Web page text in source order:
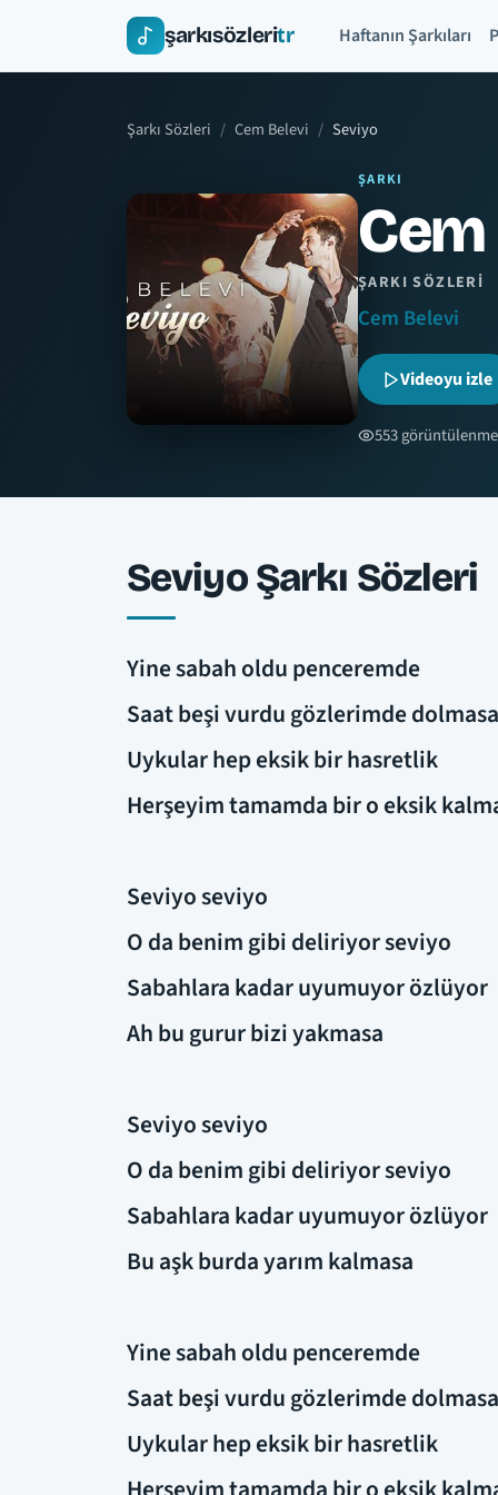
şarkısözleritr Haftanın Şarkıları
Şarkı Sözleri Cem Belevi Seviyo
ŞARKI
ŞARKI SÖZLERI
Cem Belevi
Videoyu izle
553
Seviyo Şarkı Sözleri
Yine sabah oldu penceremde
Saat beşi vurdu gözlerimde dolmasa
Uykular hep eksik bir hasretlik
Herşeyim tamamda bir o eksik
Seviyo seviyo
O da benim gibi deliriyor seviyo
Sabahlara kadar uyumuyor özlüyor
Ah bu gurur bizi yakmasa
Seviyo seviyo
O da benim gibi deliriyor seviyo
Sabahlara kadar uyumuyor özlüyor
Bu aşk burda yarım kalmasa
Yine sabah oldu penceremde
Saat beşi vurdu gözlerimde dolmasa
Uykular hep eksik bir hasretlik